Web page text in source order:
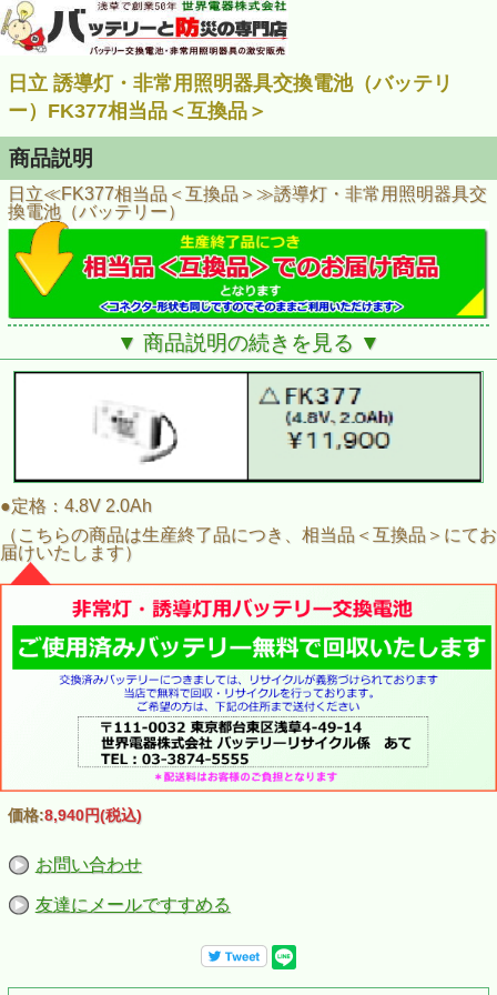
日立 誘導灯・非常用照明器具交換電池（バッテリ
ー）FK377相当品＜互換品＞
商品説明
日立≪FK377相当品＜互換品＞≫誘導灯・非常用照明器具交
換電池（バッテリー）
▼ 商品説明の続きを見る ▼
●定格：4.8V 2.0Ah
（こちらの商品は生産終了品につき、相当品＜互換品＞にてお
届けいたします）
価格:8,940円(税込)
お問い合わせ
友達にメールですすめる